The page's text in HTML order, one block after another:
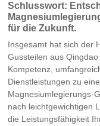
Schlusswort:
für die Zukunft.
Insgesamt hat sich der
Gussteilen aus
Kompetenz,
Dienstleistungen zu
Magnesiumlegierungs-
nach leichtgewichtigen
die Leistungsfähigkeit